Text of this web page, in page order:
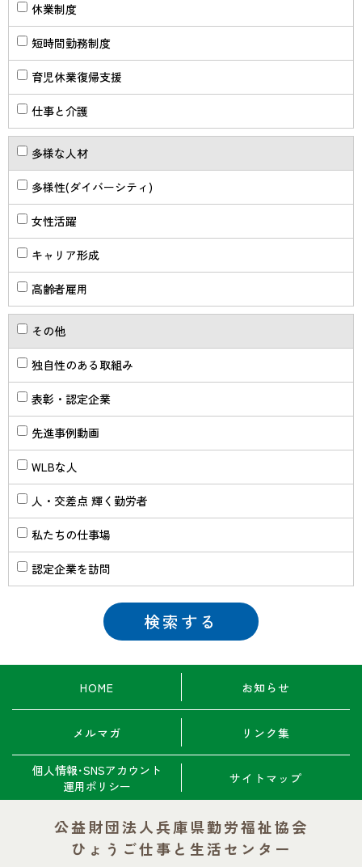
休業制度
短時間勤務制度
育児休業復帰支援
仕事と介護
多様な人材
多様性(ダイバーシティ)
女性活躍
キャリア形成
高齢者雇用
その他
独自性のある取組み
表彰・認定企業
先進事例動画
WLBな人
人・交差点 輝く勤労者
私たちの仕事場
認定企業を訪問
HOME お知らせ
メルマガ リンク集
個人情報･SNSアカウント
運用ポリシー
サイトマップ
公益財団法人兵庫県勤労福祉協会
ひょうご仕事と生活センター